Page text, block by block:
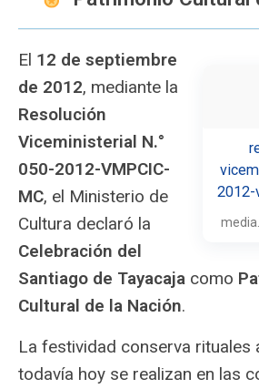
2012-
El 12 de septiembre
de 2012, mediante la
Resolución
Viceministerial N.°
050-2012-VMPCIC-
MC, el Ministerio de
Cultura declaró la
Celebración del
Santiago de Tayacaja como
Cultural de la Nación.
La festividad conserva rituales
todavía hoy se realizan en las